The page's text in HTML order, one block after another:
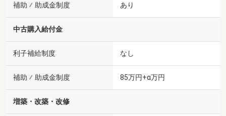
補助 ⁄ 助成金制度 あり
中古購入給付金
利子補給制度 なし
補助 ⁄ 助成金制度 85万円+α万円
増築・改築・改修